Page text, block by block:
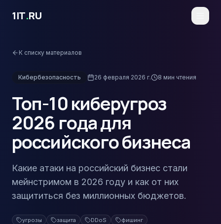
1IT.RU
К списку материалов
Кибербезопасность 26 февраля 2026 г. 8 мин чтения
Топ-10 киберугроз
2026 года для
российского бизнеса
Какие атаки на российский бизнес стали
мейнстримом в 2026 году и как от них
защититься без миллионных бюджетов.
угрозы защита DDoS фишинг